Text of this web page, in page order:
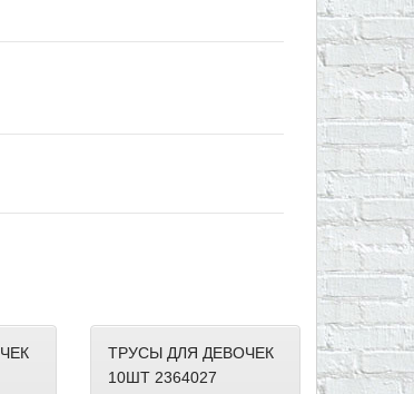
ТРУСЫ ДЛЯ ДЕВОЧЕК
10ШТ 2364027